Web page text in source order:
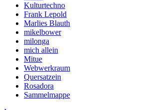
Kulturtechno
Frank Lepold
Marlies Blauth
mikelbower
milonga
mich allein
Mitue
Webwerkraum
Quersatzein
Rosadora
Sammelmappe